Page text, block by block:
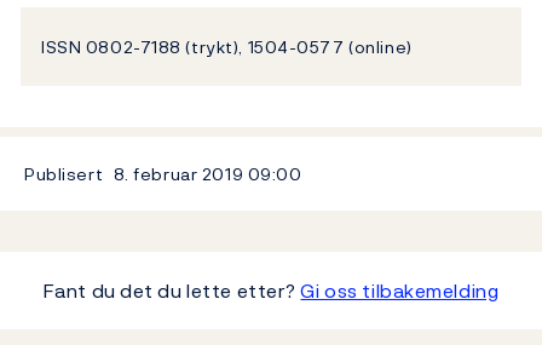
ISSN 0802-7188 (trykt), 1504-0577 (online)
Publisert 8. februar 2019 09:00
Fant du det du lette etter?Gi oss tilbakemelding